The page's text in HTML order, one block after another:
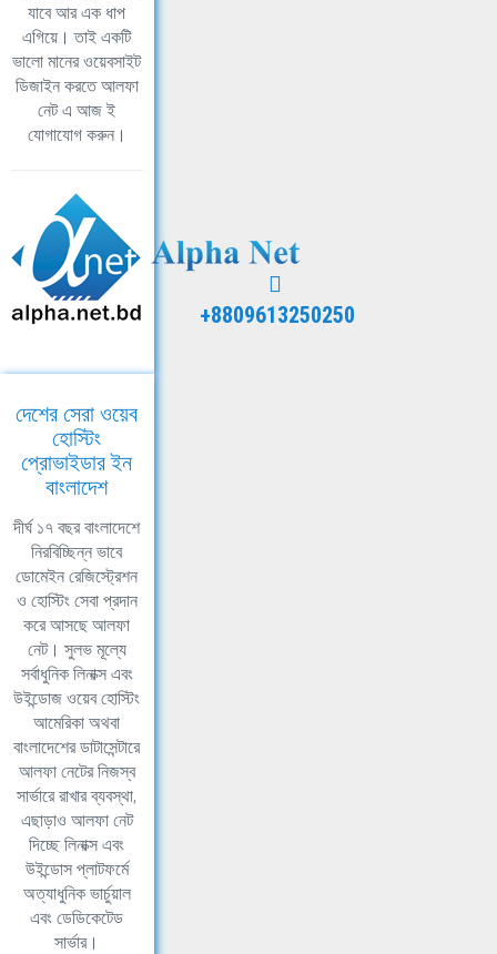
যাবে আর এক ধাপ
এগিয়ে। তাই একটি
ভালো মানের ওয়েবসাইট
ডিজাইন করতে আলফা
নেট এ আজ ই
যোগাযোগ করুন।
+8809613250250
দেশের সেরা ওয়েব
হোস্টিং
প্রোভাইডার ইন
বাংলাদেশ
দীর্ঘ ১৭ বছর বাংলাদেশে
নিরবিচ্ছিন্ন ভাবে
ডোমেইন রেজিস্ট্রেশন
ও হোস্টিং সেবা প্রদান
করে আসছে আলফা
নেট। সুলভ মূল্যে
সর্বাধুনিক লিনাক্স এবং
উইন্ডোজ ওয়েব হোস্টিং
আমেরিকা অথবা
বাংলাদেশের ডাটাসেন্টারে
আলফা নেটের নিজস্ব
সার্ভারে রাখার ব্যবস্থা,
এছাড়াও আলফা নেট
দিচ্ছে লিনাক্স এবং
উইন্ডোস প্লাটফর্মে
অত্যাধুনিক ভার্চুয়াল
এবং ডেডিকেটেড
সার্ভার।